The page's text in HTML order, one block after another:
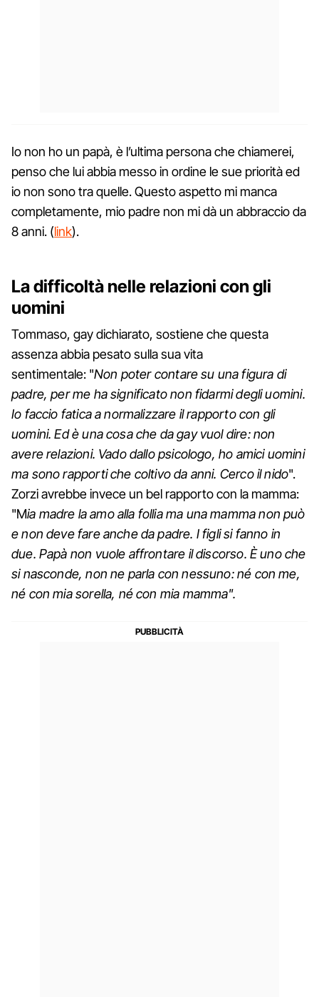
Io non ho un papà, è l’ultima persona che chiamerei,
penso che lui abbia messo in ordine le sue priorità ed
io non sono tra quelle. Questo aspetto mi manca
completamente, mio padre non mi dà un abbraccio da
8 anni. (link).
La difficoltà nelle relazioni con gli
uomini
Tommaso, gay dichiarato, sostiene che questa
assenza abbia pesato sulla sua vita
sentimentale: "Non poter contare su una figura di
padre, per me ha significato non fidarmi degli uomini.
Io faccio fatica a normalizzare il rapporto con gli
uomini. Ed è una cosa che da gay vuol dire: non
avere relazioni. Vado dallo psicologo, ho amici uomini
ma sono rapporti che coltivo da anni. Cerco il nido".
Zorzi avrebbe invece un bel rapporto con la mamma:
"Mia madre la amo alla follia ma una mamma non può
e non deve fare anche da padre. I figli si fanno in
due. Papà non vuole affrontare il discorso. È uno che
si nasconde, non ne parla con nessuno: né con me,
né con mia sorella, né con mia mamma".